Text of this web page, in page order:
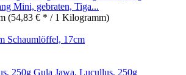
Mini, gebraten, Tiga...
(54,83 € * / 1 Kilogramm)
Schaumlöffel, 17cm
Gula Jawa, Lucullus, 250g